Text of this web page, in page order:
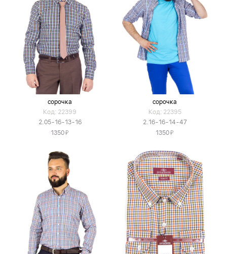
сорочка
Код: 22399
2.05-16-13-16
1350Я
сорочка
Код: 22395
2.16-16-14-47
1350Я